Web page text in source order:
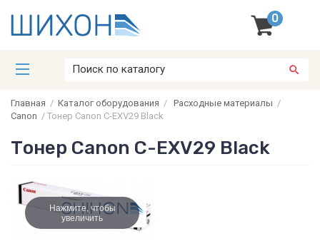
0
Главная / Каталог оборудования / Расходные материалы /
Canon / Тонер Canon C-EXV29 Black
Тонер Canon C-EXV29 Black
Нажмите, чтобы
увеличить